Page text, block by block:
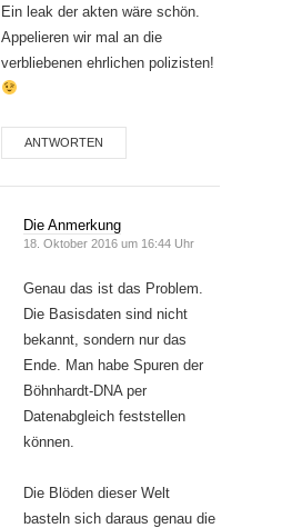
Ein leak der akten wäre schön.
Appelieren wir mal an die
verbliebenen ehrlichen polizisten!
ANTWORTEN
Die Anmerkung
18. Oktober 2016 um 16:44 Uhr
Genau das ist das Problem.
Die Basisdaten sind nicht
bekannt, sondern nur das
Ende. Man habe Spuren der
Böhnhardt-DNA per
Datenabgleich feststellen
können.
Die Blöden dieser Welt
basteln sich daraus genau die